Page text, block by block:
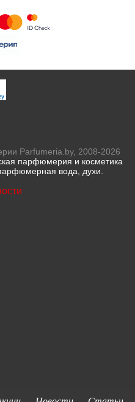
Parfumeria.by, 2008-2026
парфюмерия и косметика
вода, духи.